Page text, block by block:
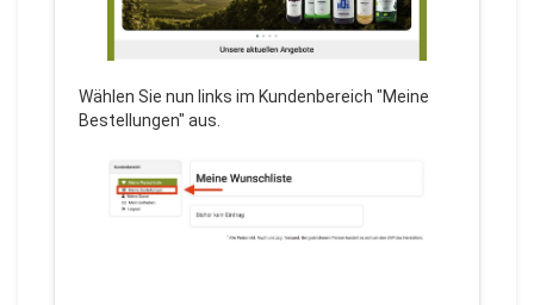
Wählen Sie nun links im Kundenbereich "Meine
Bestellungen" aus.